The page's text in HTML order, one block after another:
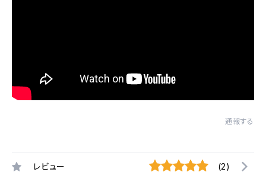
通報する
レビュー (2)